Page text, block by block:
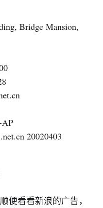
Bridge Mansion,
20020403
便看看新浪的广告，